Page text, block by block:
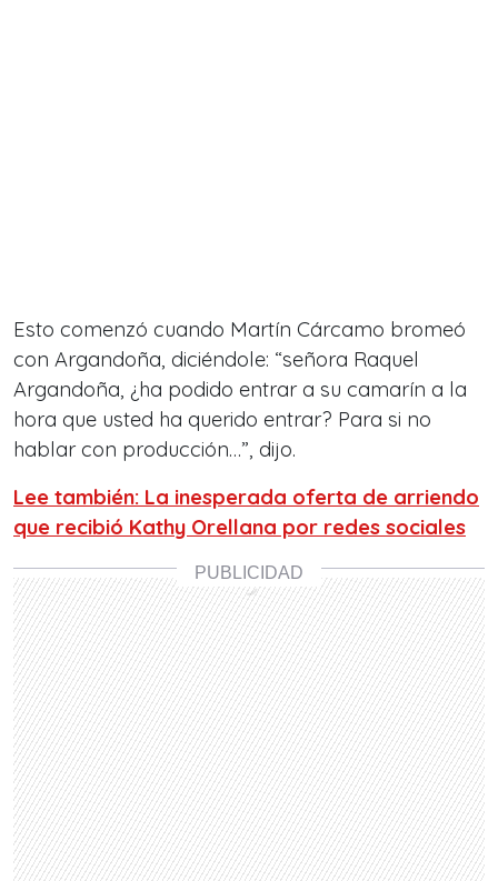
Esto comenzó cuando Martín Cárcamo bromeó
con Argandoña, diciéndole: “señora Raquel
Argandoña, ¿ha podido entrar a su camarín a la
hora que usted ha querido entrar? Para si no
hablar con producción…”, dijo.
Lee también: La inesperada oferta de arriendo
que recibió Kathy Orellana por redes sociales